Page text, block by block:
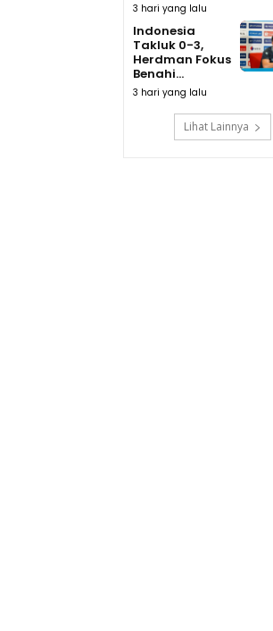
3 hari yang lalu
Indonesia
Takluk 0-3,
Herdman Fokus
Benahi...
3 hari yang lalu
Lihat Lainnya